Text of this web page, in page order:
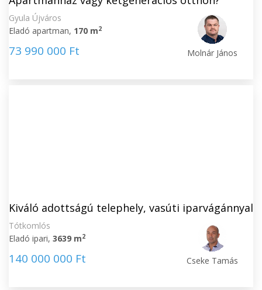
Gyula Újváros
Eladó apartman, 170 m2
73 990 000 Ft Molnár János
Kiváló adottságú telephely, vasúti iparvágánnyal
Tótkomlós
Eladó ipari, 3639 m2
140 000 000 Ft Cseke Tamás